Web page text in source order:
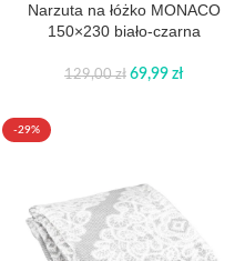
Narzuta na łóżko MONACO
150×230 biało-czarna
129,00zł 69,99 zł
-29%